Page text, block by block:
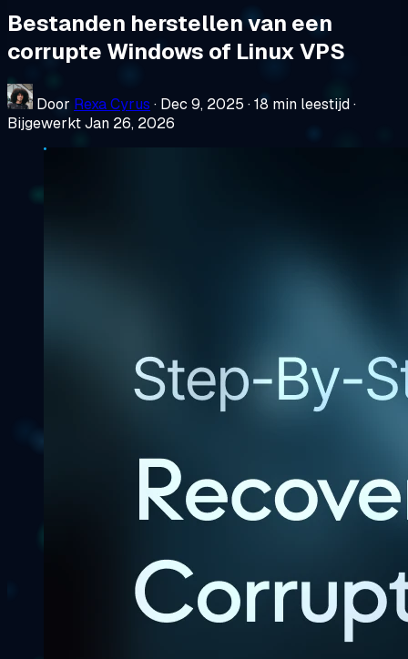
Bestanden herstellen van een
corrupte Windows of Linux VPS
Door Rexa Cyrus · Dec 9, 2025 ·18 min leestijd·
Bijgewerkt Jan 26, 2026